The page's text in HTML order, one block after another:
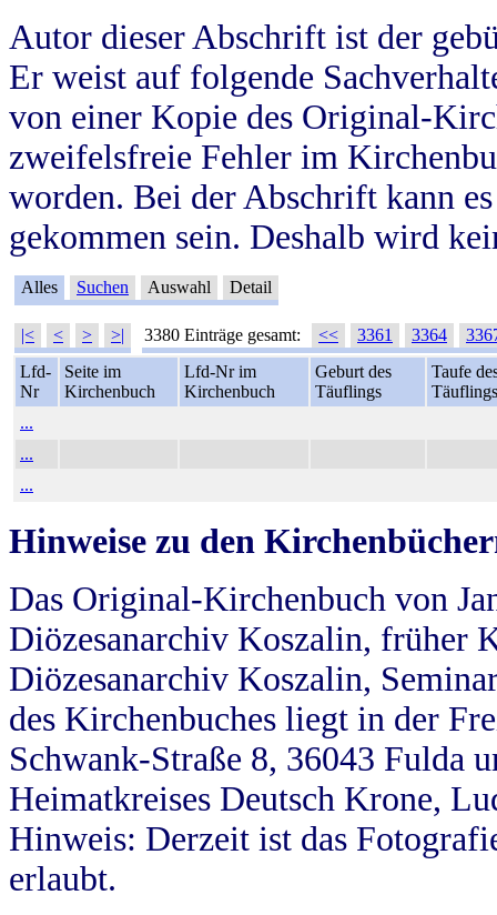
Autor dieser Abschrift ist der
Er weist auf folgende
von einer Kopie des Original-
zweifelsfreie Fehler im
worden. Bei der Abschrift kann
gekommen sein. Deshalb wird
Alles Suchen Auswahl Detail
|< < > >| 3380 Einträge gesamt: << 3361 3364
Lfd-
Nr
Seite im
Kirchenbuch
Lfd-Nr im
Kirchenbuch
Geburt des
Täuflings
Taufe
Täuflings
...
...
...
Hinweise zu den
Das Original-Kirchenbuch von
Diözesanarchiv Koszalin, früher
Diözesanarchiv Koszalin,
des Kirchenbuches liegt in der
Schwank-Straße 8, 36043 Fulda
Heimatkreises Deutsch Krone,
Hinweis: Derzeit ist das
erlaubt.